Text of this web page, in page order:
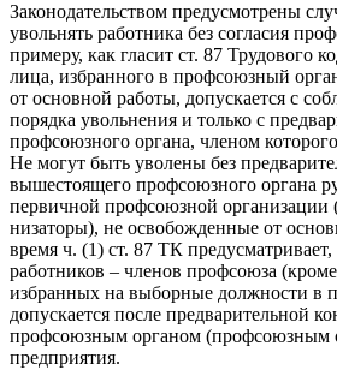
Законодательством предусмотрены
увольнять работника без согласия
приме­ру, как гласит ст. 87 Трудового
лица, избранно­го в профсоюзный
от основной рабо­ты, допускается с
порядка увольнения и толь­ко с
профсоюзного органа, членом
Не могут быть уволены без
вышестоящего профсоюзного органа
первичной профсоюзной
низаторы), не освобожденные от
время ч. (1) ст. 87 ТК
работников – чле­нов профсоюза
избранных на выборные долж­ности в
допускается после предварительной
профсоюзным органом (профсоюзным
предприятия.